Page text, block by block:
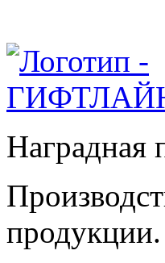
Наградная
продукции.